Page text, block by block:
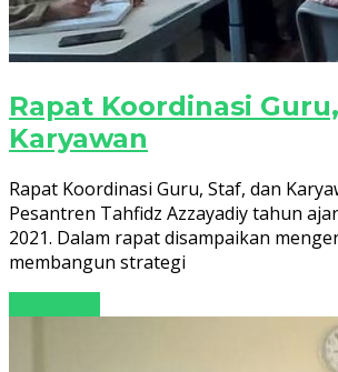
Rapat Koordinasi
Karyawan
Rapat Koordinasi Guru, Staf, dan
Pesantren Tahfidz Azzayadiy tahun
2021. Dalam rapat disampaikan
membangun strategi